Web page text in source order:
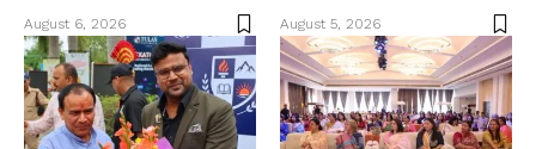
August 6, 2026 August 5, 2026